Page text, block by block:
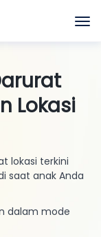
Lokasi
lokasi terkini
saat anak Anda
dalam mode